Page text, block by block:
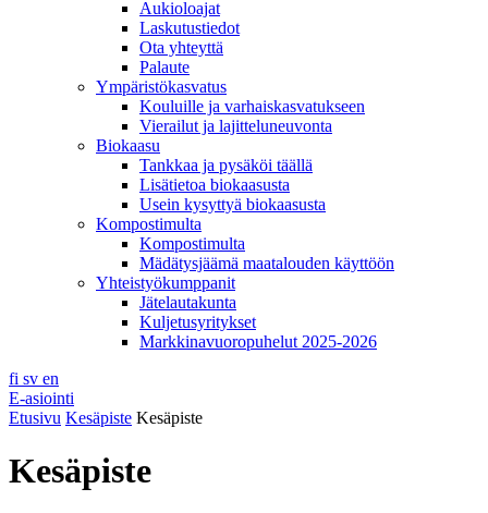
Aukioloajat
Laskutustiedot
Ota yhteyttä
Palaute
Ympäristökasvatus
Kouluille ja varhaiskasvatukseen
Vierailut ja lajitteluneuvonta
Biokaasu
Tankkaa ja pysäköi täällä
Lisätietoa biokaasusta
Usein kysyttyä biokaasusta
Kompostimulta
Kompostimulta
Mädätysjäämä maatalouden käyttöön
Yhteistyökumppanit
Jätelautakunta
Kuljetusyritykset
Markkinavuoropuhelut 2025-2026
fi sv en
E-asiointi
Etusivu Kesäpiste Kesäpiste
Kesäpiste